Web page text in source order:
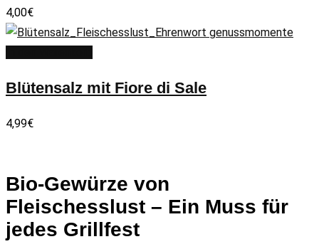
4,00€
Blütensalz mit Fiore di Sale
4,99€
Bio-Gewürze von
Fleischesslust – Ein Muss für
jedes Grillfest